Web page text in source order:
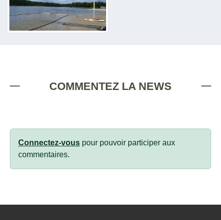
COMMENTEZ LA NEWS
Connectez-vous pour pouvoir participer aux
commentaires.